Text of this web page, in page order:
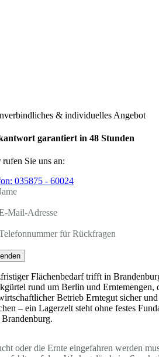
& individuelles Angebot
garantiert in 48 Stunden
rufen Sie uns an:
035875 - 60024
Mail-Adresse
für Rückfragen
Flächenbedarf trifft in
rund um Berlin und
Betrieb Erntegut sicher
– ein Lagerzelt steht ohne festes
Brandenburg.
oder die Ernte eingefahren werden